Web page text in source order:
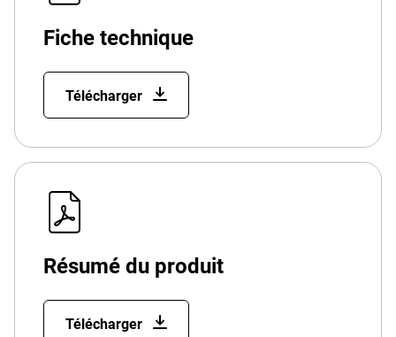
Fiche technique
Télécharger
Résumé du produit
Télécharger